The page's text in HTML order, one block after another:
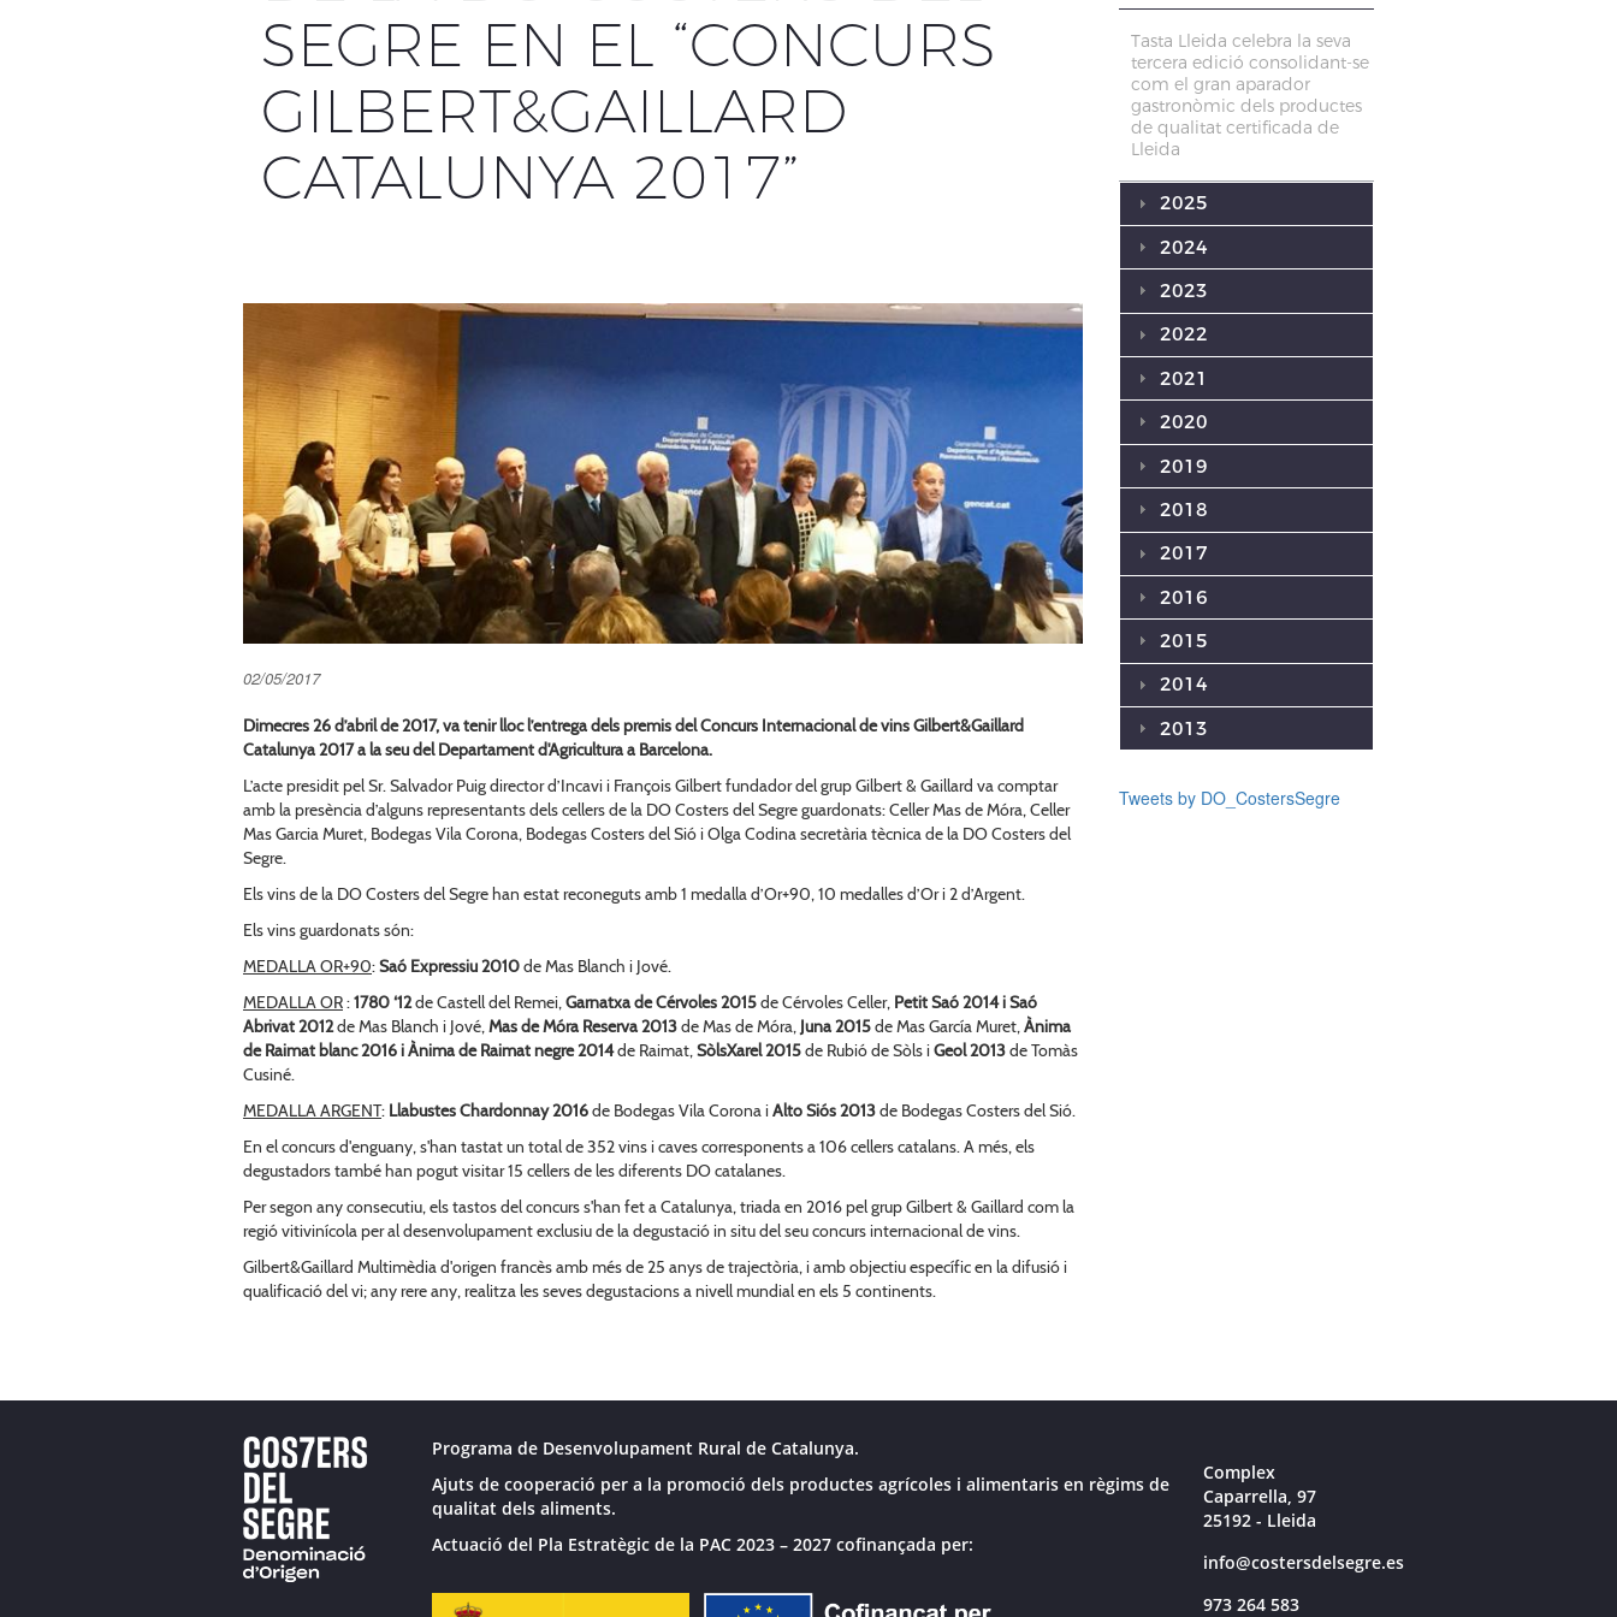
SEGRE EN EL “CONCURS
GILBERT&GAILLARD
CATALUNYA 2017”
02/05/2017
Dimecres 26 d’abril de 2017, va tenir lloc l’entrega dels premis del Concurs Internacional de vins Gilbert&Gaillard
Catalunya 2017 a la seu del Departament d'Agricultura a Barcelona.
L’acte presidit pel Sr. Salvador Puig director d’Incavi i François Gilbert fundador del grup Gilbert & Gaillard va comptar
amb la presència d’alguns representants dels cellers de la DO Costers del Segre guardonats: Celler Mas de Móra, Celler
Mas Garcia Muret, Bodegas Vila Corona, Bodegas Costers del Sió i Olga Codina secretària tècnica de la DO Costers del
Segre.
Els vins de la DO Costers del Segre han estat reconeguts amb 1 medalla d’Or+90, 10 medalles d’Or i 2 d’Argent.
Els vins guardonats són:
MEDALLA OR+90:Saó Expressiu 2010de Mas Blanch i Jové.
MEDALLA OR:1780 ‘12de Castell del Remei,Garnatxa de Cérvoles 2015de Cérvoles Celler, Petit Saó 2014 i Saó
Abrivat 2012de Mas Blanch i Jové,Mas de Móra Reserva 2013de Mas de Móra, Juna 2015de Mas García Muret,Ànima
de Raimat blanc 2016 i Ànima de Raimat negre 2014de Raimat,SòlsXarel 2015de Rubió de Sòls i Geol 2013de Tomàs
Cusiné.
MEDALLA ARGENT: Llabustes Chardonnay 2016de Bodegas Vila Corona i Alto Siós 2013de Bodegas Costers del Sió.
En el concurs d'enguany, s'han tastat un total de 352 vins i caves corresponents a 106 cellers catalans. A més, els
degustadors també han pogut visitar 15 cellers de les diferents DO catalanes.
Per segon any consecutiu, els tastos del concurs s'han fet a Catalunya, triada en 2016 pel grup Gilbert & Gaillard com la
regió vitivinícola per al desenvolupament exclusiu de la degustació in situ del seu concurs internacional de vins.
Gilbert&Gaillard Multimèdia d'origen francès amb més de 25 anys de trajectòria, i amb objectiu específic en la difusió i
qualificació del vi; any rere any, realitza les seves degustacions a nivell mundial en els 5 continents.
Tasta Lleida celebra la seva
tercera edició consolidant-se
com el gran aparador
gastronòmic dels productes
de qualitat certificada de
Lleida
2025
2024
2023
2022
2021
2020
2019
2018
2017
2016
2015
2014
2013
Tweets by DO_CostersSegre
Programa de Desenvolupament Rural de Catalunya.
Ajuts de cooperació per a la promoció dels productes agrícoles i alimentaris en règims de
qualitat dels aliments.
Actuació del Pla Estratègic de la PAC 2023 – 2027 cofinançada per:
Complex
Caparrella, 97
25192 - Lleida
info@costersdelsegre.es
973 264 583